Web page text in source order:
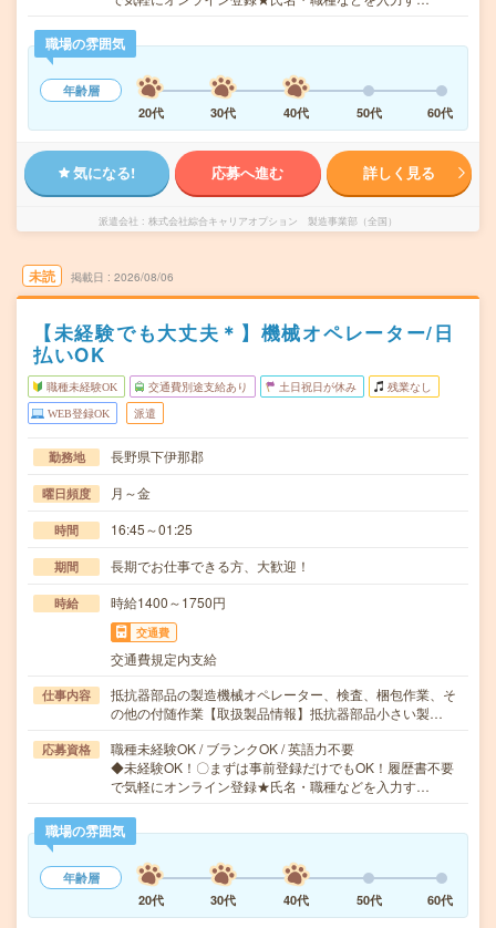
職場の雰囲気
年齢層
20代
30代 40代 50代 60代
気になる! 応募へ進む 詳しく見る
派遣会社 株式会社綜合キャリアオプション 製造事業部（全国）
未読 掲載日 2026/08/06
【未経験でも大丈夫＊】機械オペレーター/日
払いOK
職種未経験OK 交通費別途支給あり 土日祝日が休み 残業なし
WEB登録OK 派遣
勤務地 長野県下伊那郡
曜日頻度 月～金
時間 16:45～01:25
期間 長期でお仕事できる方、大歓迎！
時給 時給1400～1750円
交通費
交通費規定内支給
仕事内容
抵抗器部品の製造機械オペレーター、検査、梱包作業、そ
の他の付随作業【取扱製品情報】抵抗器部品小さい製…
応募資格
職種未経験OK / ブランクOK / 英語力不要
◆未経験OK！〇まずは事前登録だけでもOK！履歴書不要
で気軽にオンライン登録★氏名・職種などを入力す…
職場の雰囲気
年齢層
20代
30代 40代 50代 60代